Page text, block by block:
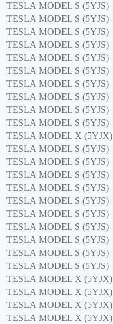
TESLA MODEL S (5YJS)
TESLA MODEL S (5YJS)
TESLA MODEL S (5YJS)
TESLA MODEL S (5YJS)
TESLA MODEL S (5YJS)
TESLA MODEL S (5YJS)
TESLA MODEL S (5YJS)
TESLA MODEL S (5YJS)
TESLA MODEL S (5YJS)
TESLA MODEL S (5YJS)
TESLA MODEL X (5YJX)
TESLA MODEL S (5YJS)
TESLA MODEL S (5YJS)
TESLA MODEL S (5YJS)
TESLA MODEL S (5YJS)
TESLA MODEL S (5YJS)
TESLA MODEL S (5YJS)
TESLA MODEL S (5YJS)
TESLA MODEL S (5YJS)
TESLA MODEL S (5YJS)
TESLA MODEL S (5YJS)
TESLA MODEL X (5YJX)
TESLA MODEL X (5YJX)
TESLA MODEL X (5YJX)
TESLA MODEL X (5YJX)